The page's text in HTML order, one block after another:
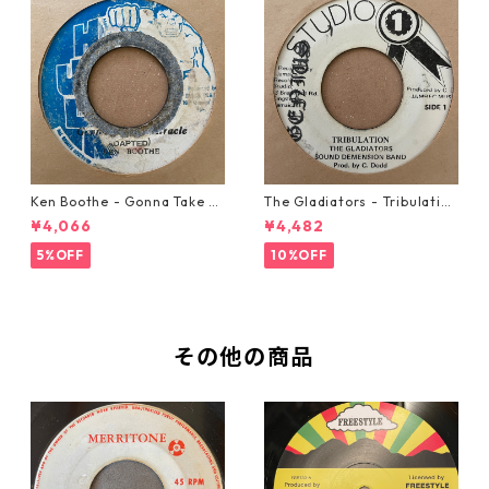
Ken Boothe - Gonna Take A
Miracle【7-21362】
¥4,066
5%OFF
The Gladiators - Tribulation
【7-21365】
¥4,482
10%OFF
その他の商品